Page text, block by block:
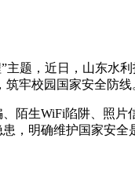
题，近日，山东水
牢校园国家安全防线
生WiFi陷阱、照片
，明确维护国家安